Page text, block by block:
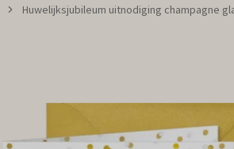
Huwelijksjubileum uitnodiging champagne